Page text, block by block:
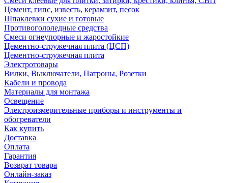
Цемент, гипс, известь, керамзит, песок
Шпаклевки сухие и готовые
Противогололедные средства
Смеси огнеупорные и жаростойкие
Цементно-стружечная плита (ЦСП)
Цементно-стружечная плита
Электротовары
Вилки, Выключатели, Патроны, Розетки
Кабели и провода
Материалы для монтажа
Освещение
Электроизмерительные приборы и инструменты и
обогреватели
Как купить
Доставка
Оплата
Гарантия
Возврат товара
Онлайн-заказ